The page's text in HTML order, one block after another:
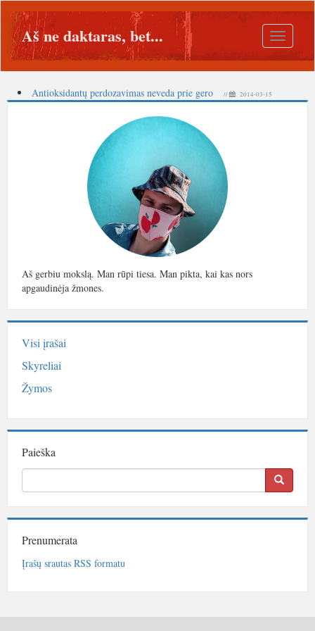
Toggle
Aš ne daktaras, bet...
Antioksidantų perdozavimas neveda prie gero // 2014-03-15
Aš gerbiu mokslą. Man rūpi tiesa. Man pikta, kai kas nors
apgaudinėja žmones.
Visi įrašai
Skyreliai
Žymos
Paieška
Prenumerata
Įrašų srautas RSS formatu